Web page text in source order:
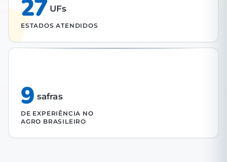
27 UFs
ESTADOS ATENDIDOS
9 safras
DE EXPERIÊNCIA NO
AGRO BRASILEIRO